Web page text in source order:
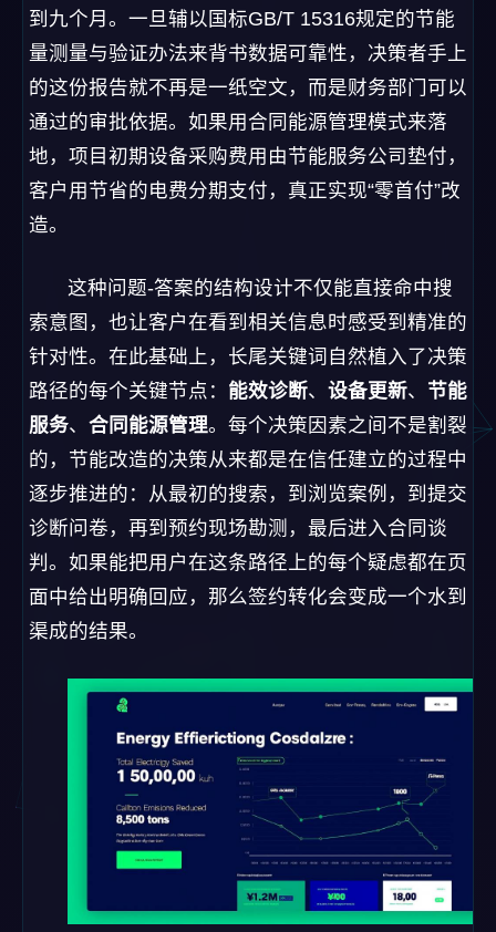
到九个月。一旦辅以国标GB/T 15316规定的节能
量测量与验证办法来背书数据可靠性，决策者手上
的这份报告就不再是一纸空文，而是财务部门可以
通过的审批依据。如果用合同能源管理模式来落
地，项目初期设备采购费用由节能服务公司垫付，
客户用节省的电费分期支付，真正实现“零首付”改
造。
这种问题-答案的结构设计不仅能直接命中搜
索意图，也让客户在看到相关信息时感受到精准的
针对性。在此基础上，长尾关键词自然植入了决策
路径的每个关键节点： 能效诊断、 设备更新、 节能
服务、 合同能源管理。每个决策因素之间不是割裂
的，节能改造的决策从来都是在信任建立的过程中
逐步推进的：从最初的搜索，到浏览案例，到提交
诊断问卷，再到预约现场勘测，最后进入合同谈
判。如果能把用户在这条路径上的每个疑虑都在页
面中给出明确回应，那么签约转化会变成一个水到
渠成的结果。